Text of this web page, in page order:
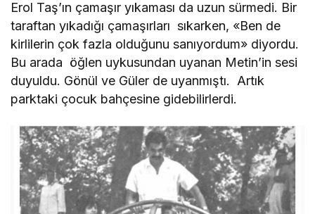
Erol Taş’ın çamaşır yıkaması da uzun sürmedi. Bir
taraftan yıkadığı çamaşırları sıkarken, «Ben de
kirlilerin çok fazla olduğunu sanıyordum» diyordu.
Bu arada öğlen uykusundan uyanan Metin’in sesi
duyuldu. Gönül ve Güler de uyanmıştı. Artık
parktaki çocuk bahçesine gidebilirlerdi.